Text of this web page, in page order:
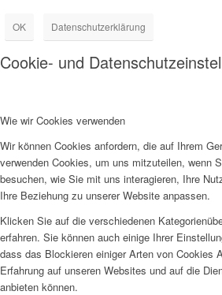
OK Datenschutzerklärung
Cookie- und
Wie wir Cookies verwenden
Wir können Cookies anfordern, die auf Ihrem
verwenden Cookies, um uns mitzuteilen, wenn
besuchen, wie Sie mit uns interagieren, Ihre
Ihre Beziehung zu unserer Website anpassen.
Klicken Sie auf die verschiedenen
erfahren. Sie können auch einige Ihrer
dass das Blockieren einiger Arten von Cookies
Erfahrung auf unseren Websites und auf die
anbieten können.